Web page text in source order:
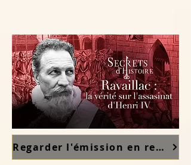
Regarder l'émission en replay sur France TV ici